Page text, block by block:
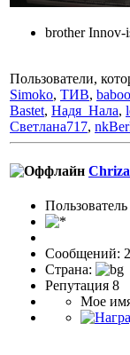
brother Innov-
Пользователи,
Simoko, ТИВ,
Bastet, Надя_Нала,
Светлана717,
Пользоватeль
Сообщений:
Страна:
Репутация 8
Мое